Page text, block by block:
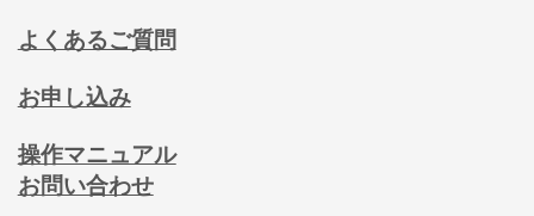
よくあるご質問
お申し込み
操作マニュアル
お問い合わせ